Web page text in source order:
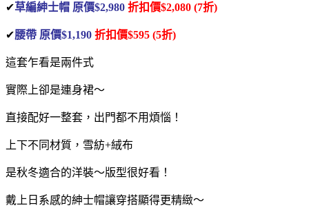
✔草編紳士帽 原價$2,980 折扣價$2,080 (7折)
✔腰帶 原價$1,190 折扣價$595 (5折)
這套乍看是兩件式
實際上卻是連身裙～
直接配好一整套，出門都不用煩惱！
上下不同材質，雪紡+絨布
是秋冬適合的洋裝～版型很好看！
戴上日系感的紳士帽讓穿搭顯得更精緻～